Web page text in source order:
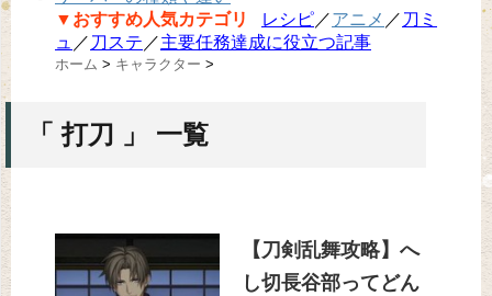
▼おすすめ人気カテゴリ
レシピ／アニメ ／ 刀ミ
ュ ／ 刀ステ ／主要任務達成に役立つ記事
ホーム > キャラクター >
「 打刀 」 一覧
【刀剣乱舞攻略】へ
し切長谷部ってどん